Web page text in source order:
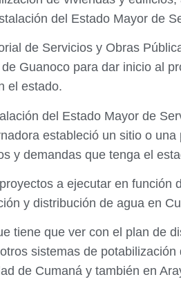
del Estado Mayor de
de Servicios y Obras
Guanoco para dar inicio al
el estado.
del Estado Mayor de
estableció un sitio o
y demandas que tenga el
a ejecutar en
y distribución de agua en
tiene que ver con el plan de
sistemas de
de Cumaná y también en